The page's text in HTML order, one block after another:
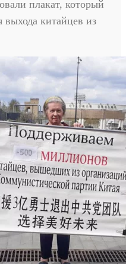
плакат, который
китайцев из